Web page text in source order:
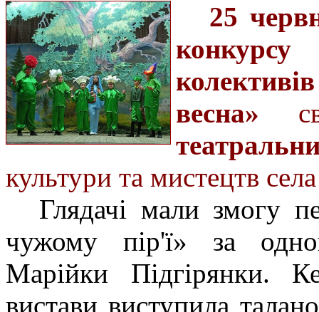
25
конкурсу
весна»
культури та мистецтв
Глядачі мали змогу
чужому пір'ї» за
Марійки Підгірянки.
вистави виступила